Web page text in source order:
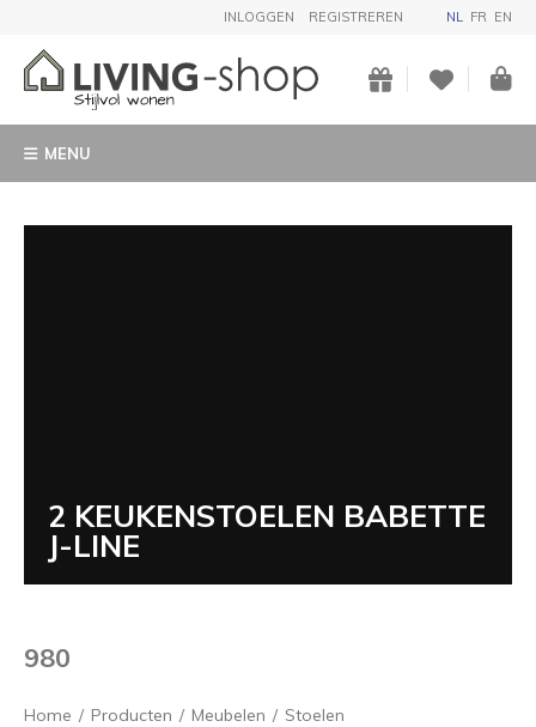
INLOGGEN REGISTREREN NL FR EN
MENU
2 KEUKENSTOELEN BABETTE
J-LINE
980
Home / Producten / Meubelen / Stoelen